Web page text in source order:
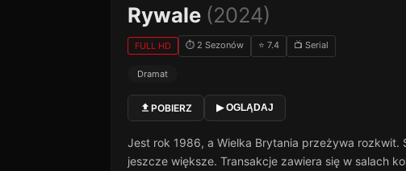
31 min · Sezon 1
Rywale (2024)
FULL HD ⏱ 2 Sezonów ⭐ 7.4 📺 Serial
Dramat
POBIERZ ▶ OGLĄDAJ
Jest rok 1986, a Wielka Brytania przeżywa rozkwit.
jeszcze większe. Transakcje zawiera się w salach